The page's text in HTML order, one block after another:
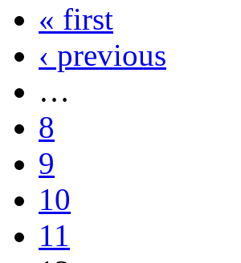
« first
‹ previous
…
8
9
10
11